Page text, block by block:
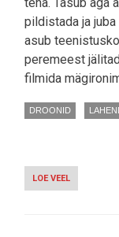
pildistada ja
asub
peremeest
filmida
DROONID
LOE VEEL
VIDEO: